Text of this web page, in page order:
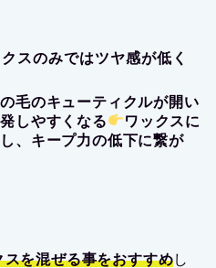
スのみではツヤ感が低く
毛のキューティクルが開い
しやすくなる
ワックスに
、キープ力の低下に繋が
を混ぜる事をおすすめし